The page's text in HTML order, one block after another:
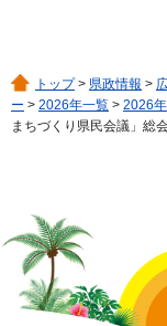
トップ> 県政情報 >
ー > 2026年一覧 > 2026
まちづくり県民会議」総